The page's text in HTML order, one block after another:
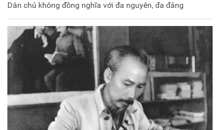
Dân chủ không đồng nghĩa với đa nguyên, đa đảng